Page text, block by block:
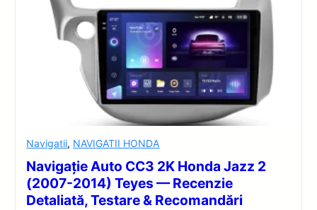
Navigatii, NAVIGATII HONDA
Navigație Auto CC3 2K Honda Jazz 2
(2007-2014) Teyes — Recenzie
Detaliată, Testare & Recomandări